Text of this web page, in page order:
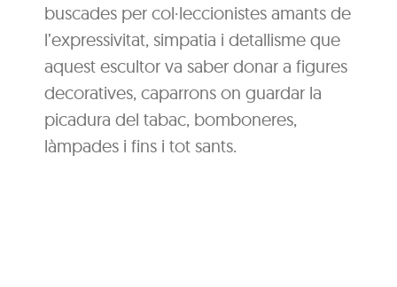
buscades per col·leccionistes amants de
l’expressivitat, simpatia i detallisme que
aquest escultor va saber donar a figures
decoratives, caparrons on guardar la
picadura del tabac, bomboneres,
làmpades i fins i tot sants.